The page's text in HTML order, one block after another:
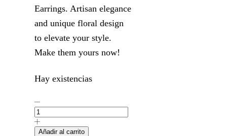
Earrings. Artisan elegance
and unique floral design
to elevate your style.
Make them yours now!
Hay existencias
Perla
Earrings
cantidad
Añadir al carrito